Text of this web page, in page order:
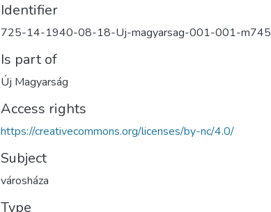
Identifier
725-14-1940-08-18-Uj-magyarsag-001-001-m745
Is part of
Új Magyarság
Access rights
https://creativecommons.org/licenses/by-nc/4.0/
Subject
városháza
Type